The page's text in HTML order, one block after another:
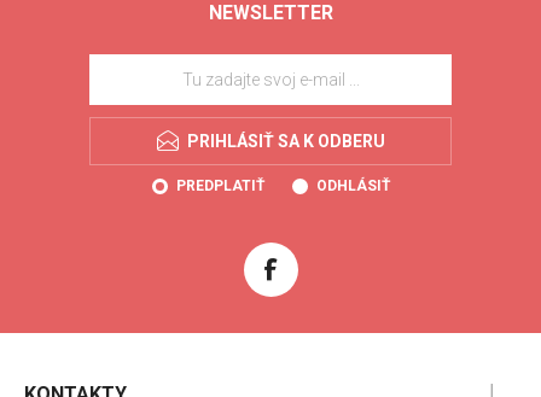
NEWSLETTER
PRIHLÁSIŤ SA K ODBERU
PREDPLATIŤ ODHLÁSIŤ